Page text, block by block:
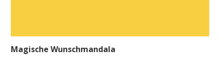
Magische Wunschmandala